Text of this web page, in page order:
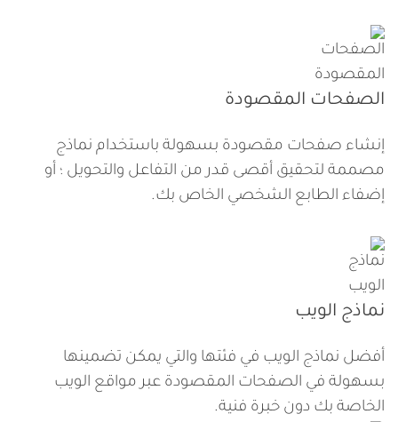
الصفحات المقصودة
إنشاء صفحات مقصودة بسهولة باستخدام نماذج
مصممة لتحقيق أقصى قدر من التفاعل والتحويل ؛ أو
إضفاء الطابع الشخصي الخاص بك.
نماذج الويب
أفضل نماذج الويب في فئتها والتي يمكن تضمينها
بسهولة في الصفحات المقصودة عبر مواقع الويب
الخاصة بك دون خبرة فنية.